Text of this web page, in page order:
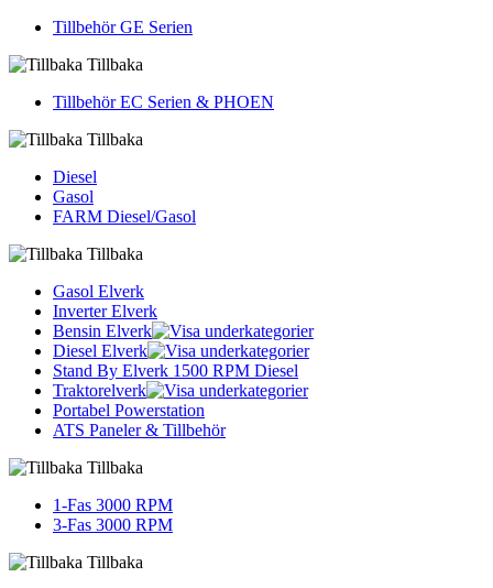
Tillbehör GE Serien
Tillbaka
Tillbehör EC Serien & PHOEN
Tillbaka
Diesel
Gasol
FARM Diesel/Gasol
Tillbaka
Gasol Elverk
Inverter Elverk
Bensin Elverk
Diesel Elverk
Stand By Elverk 1500 RPM Diesel
Traktorelverk
Portabel Powerstation
ATS Paneler & Tillbehör
Tillbaka
1-Fas 3000 RPM
3-Fas 3000 RPM
Tillbaka